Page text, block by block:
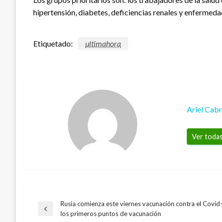
hipertensión, diabetes, deficiencias renales y
Etiquetado: ultimahora
Ariel
Ver
Navegación
Entrada
Rusia comienza este viernes vacunación contra el
los primeros puntos de vacunación